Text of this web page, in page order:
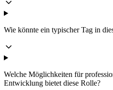
Wie könnte ein typischer Tag in
Welche Möglichkeiten für
Entwicklung bietet diese Rolle?